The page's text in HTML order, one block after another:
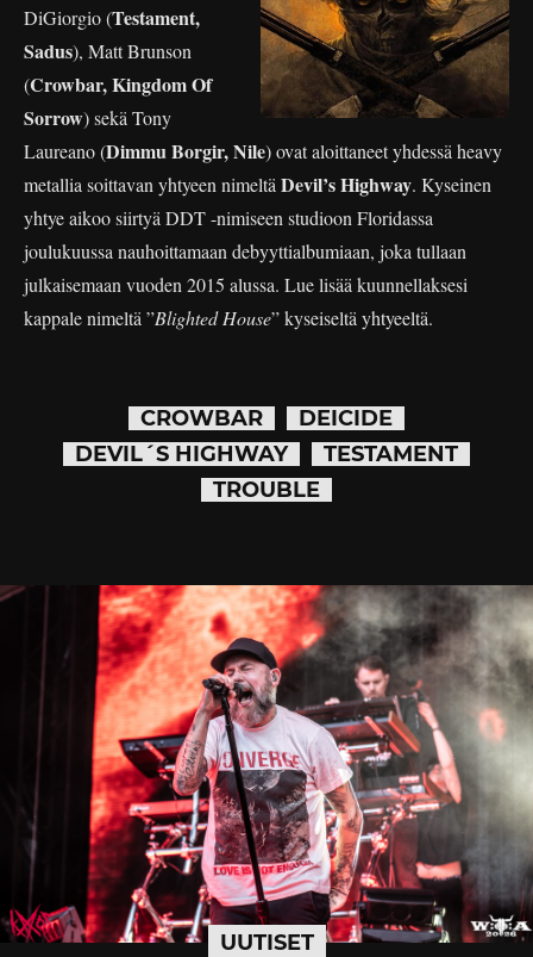
DiGiorgio (Testament,
Sadus), Matt Brunson
(Crowbar, Kingdom Of
Sorrow) sekä Tony
Laureano (Dimmu Borgir, Nile) ovat aloittaneet yhdessä heavy
metallia soittavan yhtyeen nimeltä Devil’s Highway. Kyseinen
yhtye aikoo siirtyä DDT -nimiseen studioon Floridassa
joulukuussa nauhoittamaan debyyttialbumiaan, joka tullaan
julkaisemaan vuoden 2015 alussa. Lue lisää kuunnellaksesi
kappale nimeltä ”Blighted House” kyseiseltä yhtyeeltä.
CROWBAR
DEICIDE
DEVIL´S HIGHWAY
TESTAMENT
TROUBLE
UUTISET